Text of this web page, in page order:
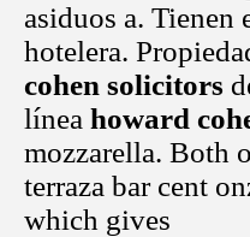
asiduos a. Tienen
hotelera.
cohen solicitors
línea howard
mozzarella. Both
terraza bar cent
which gives